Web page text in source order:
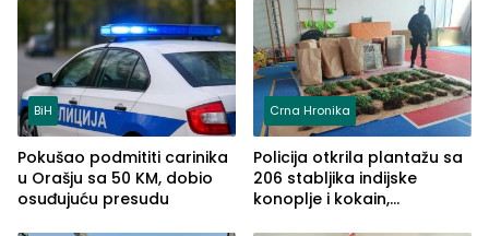
BiH
Pokušao podmititi carinika
u Orašju sa 50 KM, dobio
osuđujuću presudu
Crna Hronika
Policija otkrila plantažu sa
206 stabljika indijske
konoplje i kokain,